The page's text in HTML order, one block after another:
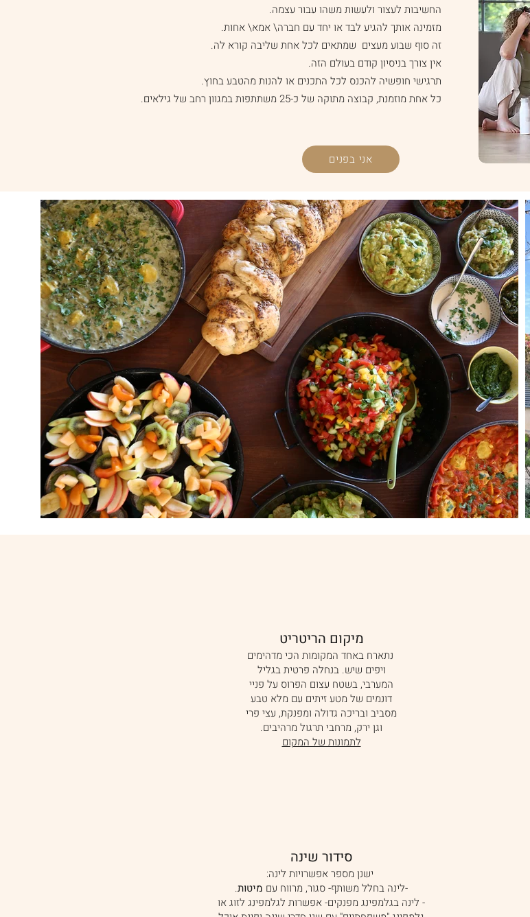
החשיבות לעצור ולעשות משהו עבור עצמה.
מזמינה אותך להגיע לבד או יחד עם חברה\ אמא\ אחות.
זה סוף שבוע מעצים שמתאים לכל אחת שליבה קורא לה.
אין צורך בניסיון קודם בעולם הזה.
תרגישי חופשיה להכנס לכל התכנים או להנות מהטבע בחוץ.
כל אחת מוזמנת, קבוצה מתוקה של כ-25 משתתפות במגוון רחב של גילאים.
אני בפנים
מיקום הריטריט
נתארח באחד המקומות הכי מדהימים
ויפים שיש. בנחלה פרטית בגליל
המערבי, בשטח עצום הפרוס על פניי
דונמים של מטע זיתים עם מלא טבע
מסביב ובריכה גדולה ומפנקת, עצי פרי
וגן ירק, מרחבי תרגול מרהיבים.
לתמונות של המקום
סידור שינה
ישנן מספר אפשרויות לינה:
-לינה בחלל משותף- סגור, מרווח עם מיטות.
- לינה בגלמפינג מפנקים- אפשרות לגלמפינג לזוג או